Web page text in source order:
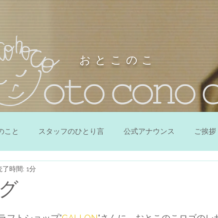
お と こ の こ
こと スタッフのひとり言 公式アナウンス ご挨拶
了時間: 1分